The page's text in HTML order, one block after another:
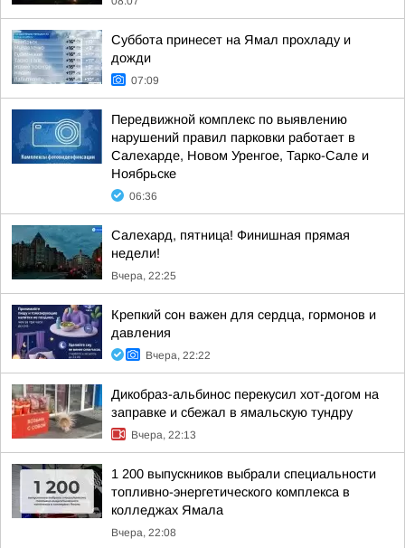
Суббота принесет на Ямал прохладу и
дожди
07:09
Передвижной комплекс по выявлению
нарушений правил парковки работает в
Салехарде, Новом Уренгое, Тарко-Сале и
Ноябрьске
06:36
Салехард, пятница! Финишная прямая
недели!
Вчера, 22:25
Крепкий сон важен для сердца, гормонов и
давления
Вчера, 22:22
Дикобраз-альбинос перекусил хот-догом на
заправке и сбежал в ямальскую тундру
Вчера, 22:13
1 200 выпускников выбрали специальности
топливно-энергетического комплекса в
колледжах Ямала
Вчера, 22:08